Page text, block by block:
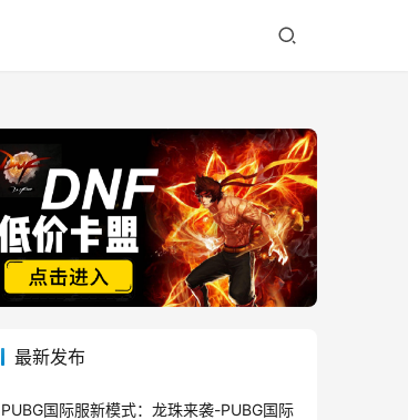
最新发布
PUBG国际服新模式：龙珠来袭-PUBG国际